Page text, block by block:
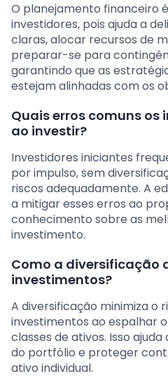
O planejamento financeiro
investidores, pois ajuda a
claras, alocar recursos de
preparar-se para
garantindo que as
estejam alinhadas com os
Quais erros comuns
ao investir?
Investidores iniciantes
por impulso, sem
riscos adequadamente. A
a mitigar esses erros ao
conhecimento sobre as
investimento.
Como a diversificação
investimentos?
A diversificação minimiza o
investimentos ao espalhar
classes de ativos. Isso
do portfólio e proteger
ativo individual.